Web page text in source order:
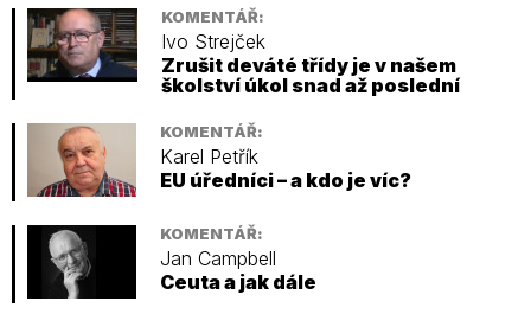
KOMENTÁŘ:
Ivo Strejček
Zrušit deváté třídy je v našem
školství úkol snad až poslední
KOMENTÁŘ:
Karel Petřík
EU úředníci – a kdo je víc?
KOMENTÁŘ:
Jan Campbell
Ceuta a jak dále